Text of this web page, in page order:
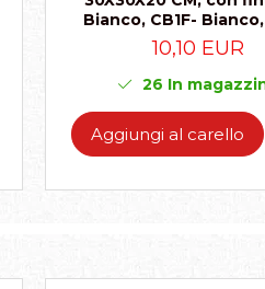
Bianco, CB1F-
Pezzi
10,10 EUR
26 In
Aggiungi al carello